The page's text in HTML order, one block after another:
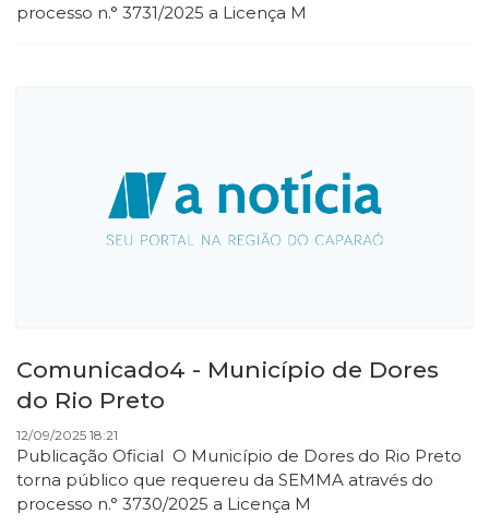
processo n.° 3731/2025 a Licença M
Comunicado4 - Município de Dores
do Rio Preto
12/09/2025 18:21
Publicação Oficial O Município de Dores do Rio Preto
torna público que requereu da SEMMA através do
processo n.° 3730/2025 a Licença M